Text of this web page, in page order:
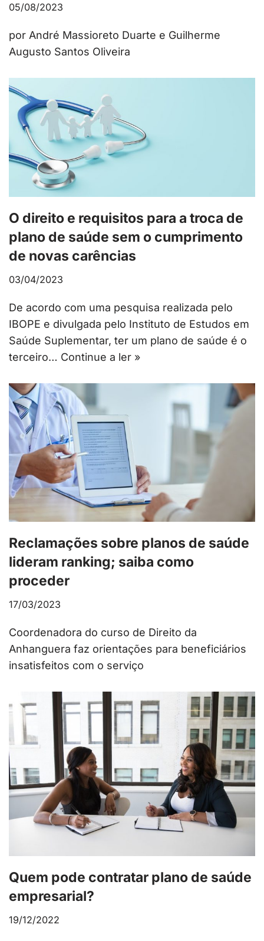
05/08/2023
por André Massioreto Duarte e Guilherme
Augusto Santos Oliveira
O direito e requisitos para a troca de
plano de saúde sem o cumprimento
de novas carências
03/04/2023
De acordo com uma pesquisa realizada pelo
IBOPE e divulgada pelo Instituto de Estudos em
Saúde Suplementar, ter um plano de saúde é o
terceiro… Continue a ler »
Reclamações sobre planos de saúde
lideram ranking; saiba como
proceder
17/03/2023
Coordenadora do curso de Direito da
Anhanguera faz orientações para beneficiários
insatisfeitos com o serviço
Quem pode contratar plano de saúde
empresarial?
19/12/2022